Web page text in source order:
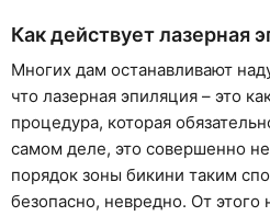
Как действует лазерная
Многих дам останавливают
что лазерная эпиляция – это
процедура, которая
самом деле, это совершенно
порядок зоны бикини таким
безопасно, невредно. От этого